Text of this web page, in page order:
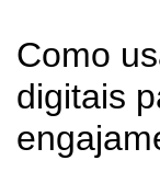
Como
digitais